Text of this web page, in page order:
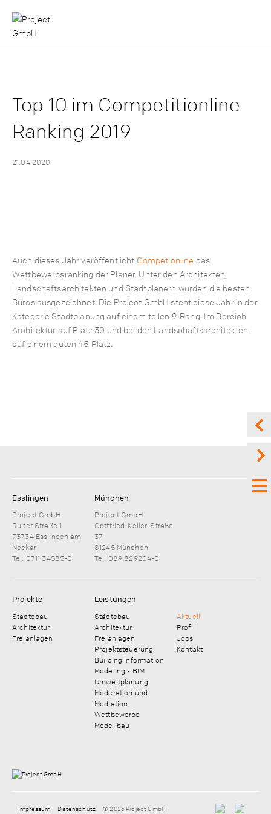
Top 10 im Competitionline
Ranking 2019
21.04.2020
Auch dieses Jahr veröffentlicht Competionline das
Wettbewerbsranking der Planer. Unter den Architekten,
Landschaftsarchitekten und Stadtplanern wurden die besten
Büros ausgezeichnet. Die Project GmbH steht diese Jahr in der
Kategorie Stadtplanung auf einem tollen 9. Rang. Im Bereich
Architektur auf Platz 30 und bei den Landschaftsarchitekten
auf einem guten 45 Platz.
Esslingen
Project GmbH
Ruiter Straße 1
73734 Esslingen am
Neckar
Tel. 0711 34585-0
München
Project GmbH
Gottfried-Keller-Straße
37
81245 München
Tel. 089 829204-0
Projekte
Städtebau
Architektur
Freianlagen
Leistungen
Städtebau
Architektur
Freianlagen
Projektsteuerung
Building Information
Modeling - BIM
Umweltplanung
Moderation und
Mediation
Wettbewerbe
Modellbau
Aktuell
Profil
Jobs
Kontakt
Impressum Datenschutz © 2026 Project GmbH